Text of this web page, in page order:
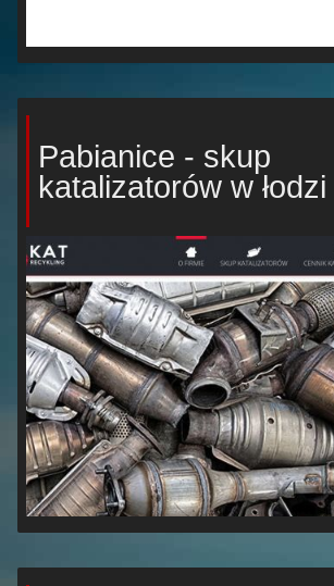
Pabianice - skup
katalizatorów w łodzi